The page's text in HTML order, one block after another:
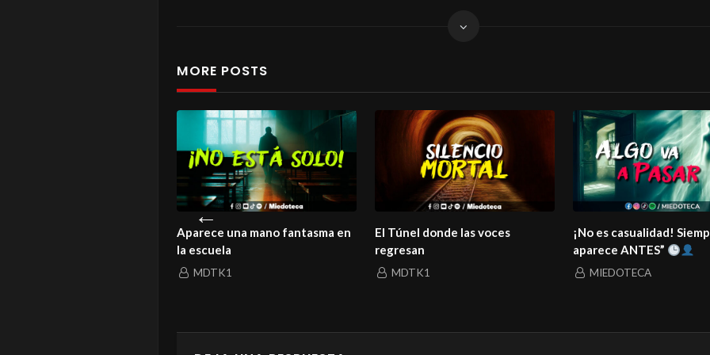
MORE POSTS
Aparece una mano fantasma en
la escuela
MDTK1
El Túnel donde las voces
regresan
MDTK1
¡No es casualidad!
aparece ANTES”
MIEDOTECA